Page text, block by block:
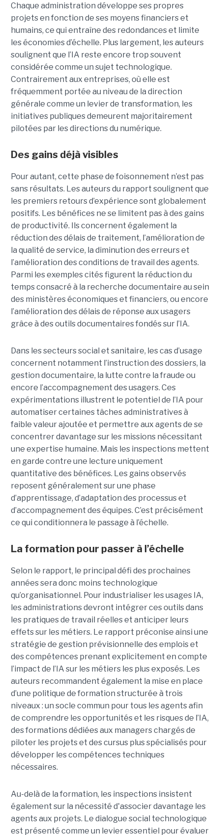
Chaque administration développe ses propres
projets en fonction de ses moyens financiers et
humains, ce qui entraîne des redondances et limite
les économies d’échelle. Plus largement, les auteurs
soulignent que l’IA reste encore trop souvent
considérée comme un sujet technologique.
Contrairement aux entreprises, où elle est
fréquemment portée au niveau de la direction
générale comme un levier de transformation, les
initiatives publiques demeurent majoritairement
pilotées par les directions du numérique.
Des gains déjà visibles
Pour autant, cette phase de foisonnement n’est pas
sans résultats. Les auteurs du rapport soulignent que
les premiers retours d’expérience sont globalement
positifs. Les bénéfices ne se limitent pas à des gains
de productivité. Ils concernent également la
réduction des délais de traitement, l’amélioration de
la qualité de service, la diminution des erreurs et
l’amélioration des conditions de travail des agents.
Parmi les exemples cités figurent la réduction du
temps consacré à la recherche documentaire au sein
des ministères économiques et financiers, ou encore
l’amélioration des délais de réponse aux usagers
grâce à des outils documentaires fondés sur l’IA.
Dans les secteurs social et sanitaire, les cas d’usage
concernent notamment l’instruction des dossiers, la
gestion documentaire, la lutte contre la fraude ou
encore l’accompagnement des usagers. Ces
expérimentations illustrent le potentiel de l’IA pour
automatiser certaines tâches administratives à
faible valeur ajoutée et permettre aux agents de se
concentrer davantage sur les missions nécessitant
une expertise humaine. Mais les inspections mettent
en garde contre une lecture uniquement
quantitative des bénéfices. Les gains observés
reposent généralement sur une phase
d’apprentissage, d’adaptation des processus et
d’accompagnement des équipes. C’est précisément
ce qui conditionnera le passage à l’échelle.
La formation pour passer à l’échelle
Selon le rapport, le principal défi des prochaines
années sera donc moins technologique
qu’organisationnel. Pour industrialiser les usages IA,
les administrations devront intégrer ces outils dans
les pratiques de travail réelles et anticiper leurs
effets sur les métiers. Le rapport préconise ainsi une
stratégie de gestion prévisionnelle des emplois et
des compétences prenant explicitement en compte
l’impact de l’IA sur les métiers les plus exposés. Les
auteurs recommandent également la mise en place
d’une politique de formation structurée à trois
niveaux : un socle commun pour tous les agents afin
de comprendre les opportunités et les risques de l’IA,
des formations dédiées aux managers chargés de
piloter les projets et des cursus plus spécialisés pour
développer les compétences techniques
nécessaires.
Au-delà de la formation, les inspections insistent
également sur la nécessité d'associer davantage les
agents aux projets. Le dialogue social technologique
est présenté comme un levier essentiel pour évaluer